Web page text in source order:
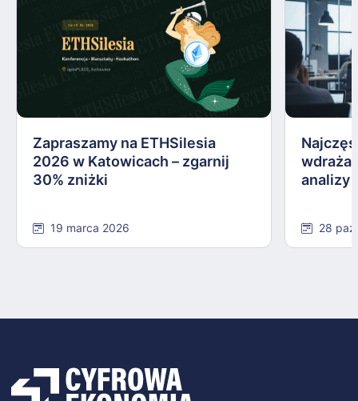
Zapraszamy na ETHSilesia
2026 w Katowicach – zgarnij
30% zniżki
19 marca 2026
analizy
28